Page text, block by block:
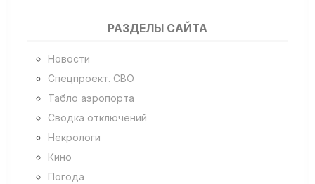
РАЗДЕЛЫ САЙТА
Новости
Спецпроект. СВО
Табло аэропорта
Сводка отключений
Некрологи
Кино
Погода